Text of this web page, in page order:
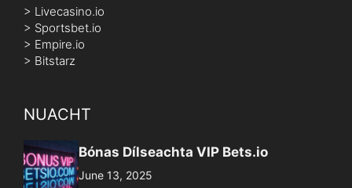
> Livecasino.io
> Sportsbet.io
> Empire.io
> Bitstarz
NUACHT
Bónas Dílseachta VIP Bets.io
June 13, 2025